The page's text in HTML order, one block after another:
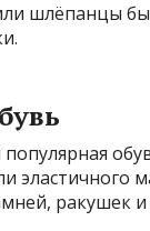
шлёпанцы
популярная
эластичного
ракушек